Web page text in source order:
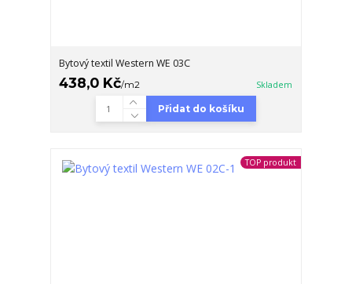
Bytový textil Western WE 03C
438,0 Kč/m2 Skladem
Přidat do košíku
TOP produkt